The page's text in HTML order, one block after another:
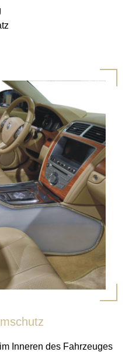
Inneren des Fahrzeuges